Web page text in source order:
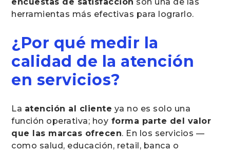
herramientas más efectivas para lograrlo.
¿Por qué medir la
calidad de la atención
en servicios?
La atención al cliente ya no es solo una
función operativa; hoy forma parte del valor
que las marcas ofrecen. En los servicios —
como salud, educación, retail, banca o